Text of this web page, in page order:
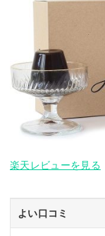
楽天レビューを見る
よい口コミ